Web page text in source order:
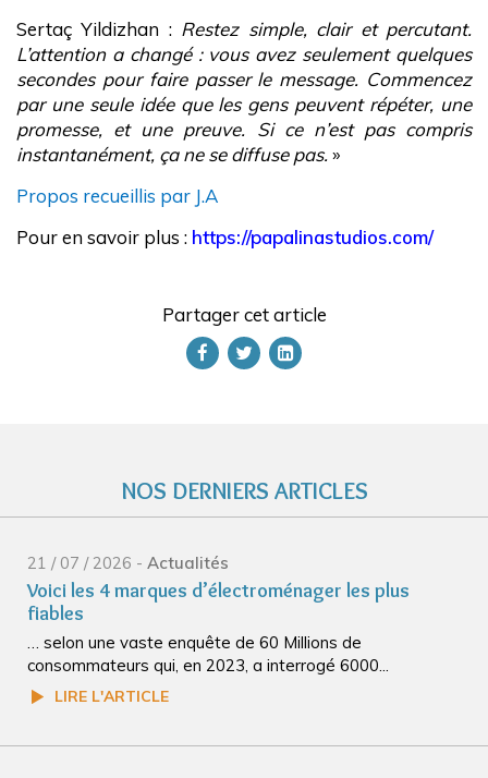
Sertaç Yildizhan : Restez simple, clair et percutant.
L’attention a changé : vous avez seulement quelques
secondes pour faire passer le message. Commencez
par une seule idée que les gens peuvent répéter, une
promesse, et une preuve. Si ce n’est pas compris
instantanément, ça ne se diffuse pas.»
Propos recueillis par J.A
Pour en savoir plus : https://papalinastudios.com/
Partager cet article
NOS DERNIERS ARTICLES
21 / 07 / 2026 - Actualités
Voici les 4 marques d’électroménager les plus
fiables
… selon une vaste enquête de 60 Millions de
consommateurs qui, en 2023, a interrogé 6000...
LIRE L'ARTICLE